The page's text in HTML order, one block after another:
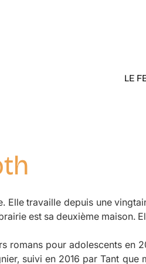
LE
Elle travaille depuis une
est sa deuxième maison.
romans pour adolescents en
suivi en 2016 par Tant que